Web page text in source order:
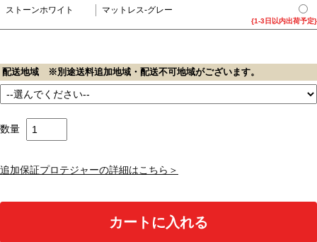
ストーンホワイト マットレス-グレー
{1-3日以内出荷予定}
配送地域 ※別途送料追加地域・配送不可地域がございます。
数量
追加保証プロテジャーの詳細はこちら＞